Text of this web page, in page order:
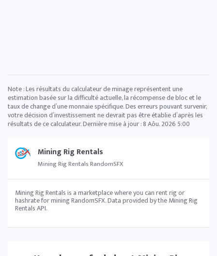
Mining Rig Rentals
Mining Rig Rentals RandomSFX
Mining Rig Rentals is a marketplace where you can rent rig or
hashrate for mining RandomSFX. Data provided by the Mining Rig
Rentals API.
Note : Les résultats du calculateur de minage représentent une
estimation basée sur la difficulté actuelle, la récompense de bloc et le
taux de change d’une monnaie spécifique. Des erreurs pouvant survenir,
votre décision d’investissement ne devrait pas être établie d’après les
résultats de ce calculateur. Dernière mise à jour :8 Aôu. 2026 5:00